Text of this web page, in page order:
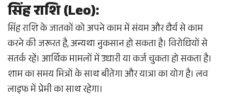
सिंह राशि (Leo):
सिंह राशि के जातकों को अपने काम में संयम और धैर्य से काम
करने की जरूरत है, अन्यथा नुकसान हो सकता है। विरोधियों से
सतर्क रहें। आर्थिक मामलों में उधारी या कर्ज चुकता हो सकता है।
शाम का समय मित्रों के साथ बीतेगा और यात्रा का योग है। लव
लाइफ में प्रेमी का साथ रहेगा।